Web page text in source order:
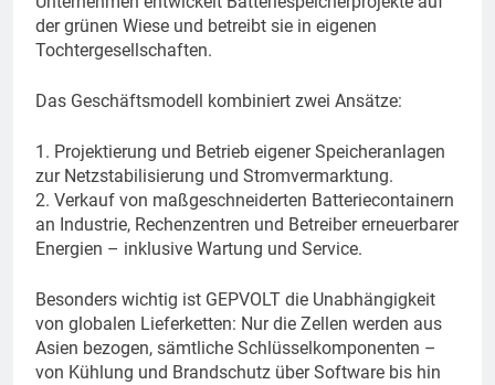
der grünen Wiese und betreibt sie in eigenen
Tochtergesellschaften.
Das Geschäftsmodell kombiniert zwei Ansätze:
1. Projektierung und Betrieb eigener Speicheranlagen
zur Netzstabilisierung und Stromvermarktung.
2. Verkauf von maßgeschneiderten Batteriecontainern
an Industrie, Rechenzentren und Betreiber erneuerbarer
Energien – inklusive Wartung und Service.
Besonders wichtig ist GEPVOLT die Unabhängigkeit
von globalen Lieferketten: Nur die Zellen werden aus
Asien bezogen, sämtliche Schlüsselkomponenten –
von Kühlung und Brandschutz über Software bis hin